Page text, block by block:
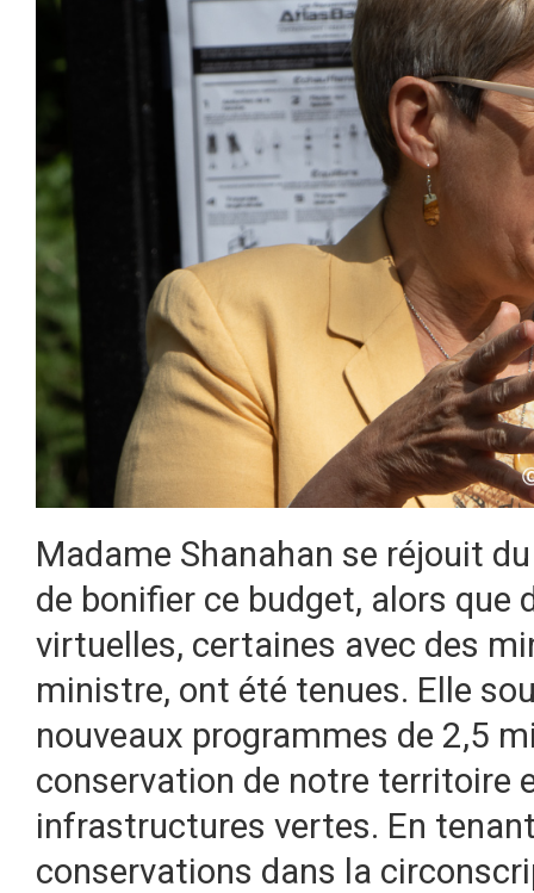
Madame Shanahan se réjouit
de bonifier ce budget, alors que
virtuelles, certaines avec des
ministre, ont été tenues. Elle
nouveaux programmes de 2,5
conservation de notre territoire
infrastructures vertes. En
conservations dans la